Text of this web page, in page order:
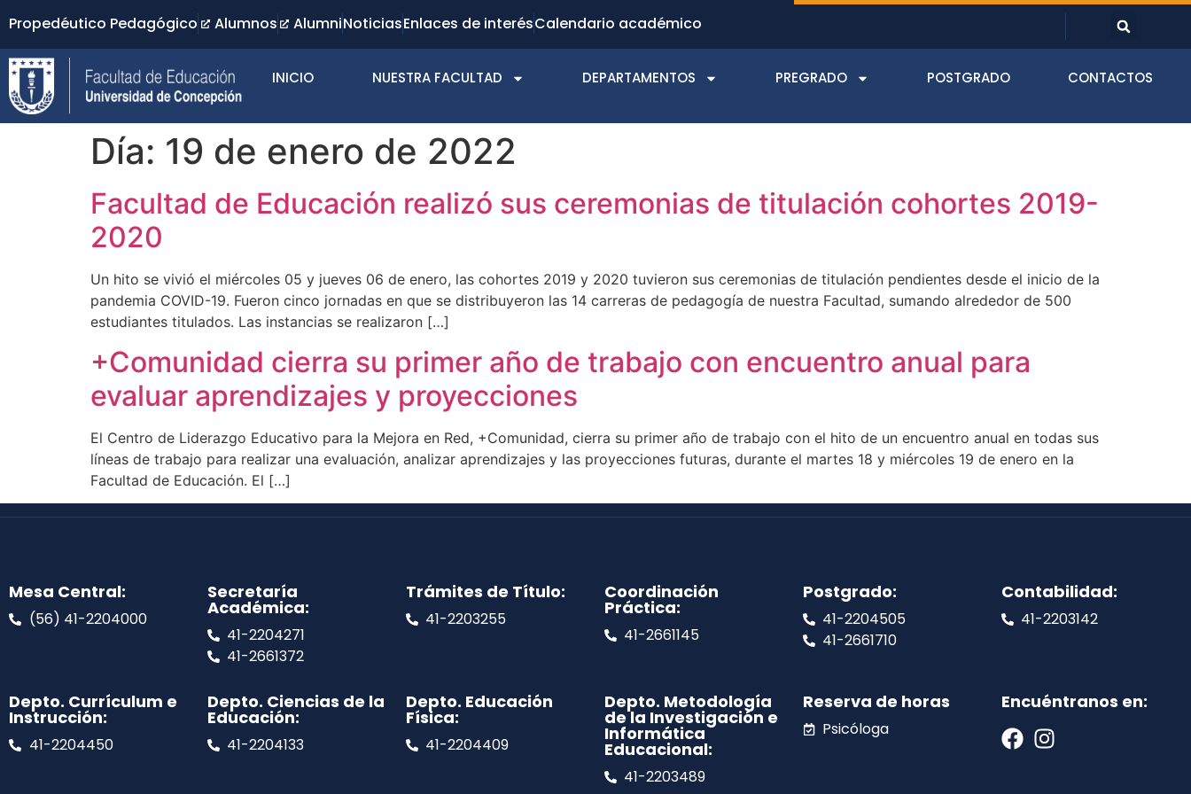
Propedéutico Pedagógico Alumnos AlumniNoticiasEnlaces de interésCalendario académico
INICIO NUESTRA FACULTAD DEPARTAMENTOS PREGRADO POSTGRADO CONTACTOS
Día: 19 de enero de 2022
Facultad de Educación realizó sus ceremonias de titulación cohortes 2019-
2020
Un hito se vivió el miércoles 05 y jueves 06 de enero, las cohortes 2019 y 2020 tuvieron sus ceremonias de titulación pendientes desde el inicio de la
pandemia COVID-19. Fueron cinco jornadas en que se distribuyeron las 14 carreras de pedagogía de nuestra Facultad, sumando alrededor de 500
estudiantes titulados. Las instancias se realizaron […]
+Comunidad cierra su primer año de trabajo con encuentro anual para
evaluar aprendizajes y proyecciones
El Centro de Liderazgo Educativo para la Mejora en Red, +Comunidad, cierra su primer año de trabajo con el hito de un encuentro anual en todas sus
líneas de trabajo para realizar una evaluación, analizar aprendizajes y las proyecciones futuras, durante el martes 18 y miércoles 19 de enero en la
Facultad de Educación. El […]
Mesa Central:
(56) 41-2204000
Secretaría
Académica:
41-2204271
41-2661372
Trámites de Título:
41-2203255
Coordinación
Práctica:
41-2661145
Postgrado:
41-2204505
41-2661710
Contabilidad:
41-2203142
Depto. Currículum e
Instrucción:
41-2204450
Depto. Ciencias de la
Educación:
41-2204133
Depto. Educación
Física:
41-2204409
Depto. Metodología
de la Investigación e
Informática
Educacional:
41-2203489
Reserva de horas
Psicóloga
Encuéntranos en: